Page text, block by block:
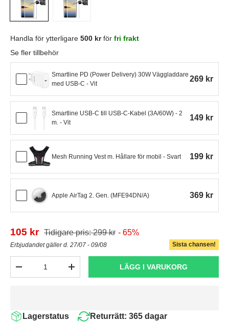
Handla för ytterligare 500 krför fri frakt
Se fler tillbehör
Smartline PD (Power Delivery) 30W Väggladdare
med USB-C - Vit
269 kr
Smartline USB-C till USB-C-Kabel (3A/60W) - 2
m. - Vit
149 kr
Mesh Running Vest m. Hållare för mobil - Svart 199 kr
Apple AirTag 2. Gen. (MFE94DN/A) 369 kr
105 kr Tidigare pris: 299 kr - 65%
Erbjudandet gäller d. 27/07 - 09/08 Sista chansen!
+ LÄGG I VARUKORG
Lagerstatus Returrätt: 365 dagar